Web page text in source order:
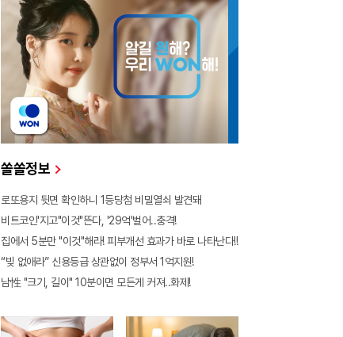
쏠쏠정보
로또용지 뒷면 확인하니 1등당첨 비밀열쇠 발견돼
비트코인'지고"이것"뜬다, '29억'벌어..충격!
집에서 5분만 "이것"해라! 피부개선 효과가 바로 나타난다!!
“빚 없애라” 신용등급 상관없이 정부서 1억지원!
남性 "크기, 길이" 10분이면 모든게 커져..화제!